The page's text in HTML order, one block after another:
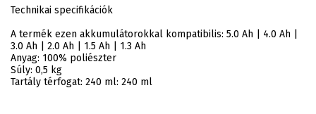
Technikai specifikációk
A termék ezen akkumulátorokkal kompatibilis: 5.0 Ah | 4.0 Ah |
3.0 Ah | 2.0 Ah | 1.5 Ah | 1.3 Ah
Anyag: 100% poliészter
Súly: 0,5 kg
Tartály térfogat: 240 ml: 240 ml